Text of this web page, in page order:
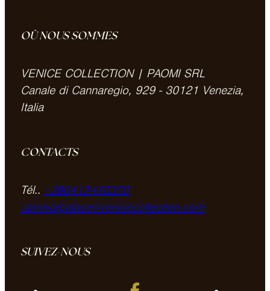
OÙ NOUS SOMMES
VENICE COLLECTION | PAOMI SRL
Canale di Cannaregio, 929 - 30121 Venezia,
Italia
CONTACTS
Tél.. +390412440320
carnivalpalace@venicecollection.com
SUIVEZ-NOUS